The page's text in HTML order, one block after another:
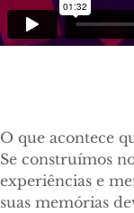
O que acontece
Se construímos
experiências e
suas memórias